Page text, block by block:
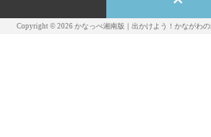
Copyright © 2026 かなっぺ湘南版｜出かけよう！かながわ